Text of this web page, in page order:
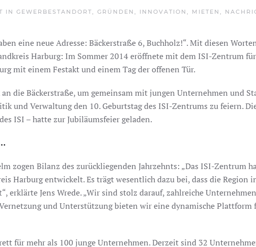
IN GEWERBESTANDORT GRÜNDEN INNOVATION MIETEN
eine neue Adresse: Bäckerstraße 6, Buchholz!“. Mit diesen
Harburg: Im Sommer 2014 eröffnete mit dem ISI-Zentrum
mit einem Festakt und einem Tag der offenen Tür.
die Bäckerstraße, um gemeinsam mit jungen Unternehmen und
und Verwaltung den 10. Geburtstag des ISI-Zentrums zu feiern.
ISI – hatte zur Jubiläumsfeier geladen.
zogen Bilanz des zurückliegenden Jahrzehnts: „Das ISI-Zentrum
Harburg entwickelt. Es trägt wesentlich dazu bei, dass die Region
Jens Wrede. „Wir sind stolz darauf, zahlreiche
und Unterstützung bieten wir eine dynamische Plattform
für mehr als 100 junge Unternehmen. Derzeit sind 32